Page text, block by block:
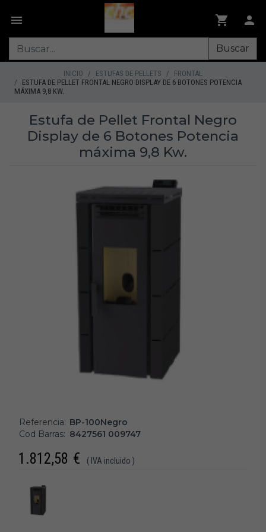
Buscar
INICIO ESTUFAS DE PELLETS
FRONTAL
ESTUFA DE PELLET FRONTAL NEGRO DISPLAY DE 6 BOTONES POTENCIA
MÁXIMA 9,8 KW.
Estufa de Pellet Frontal Negro
Display de 6 Botones Potencia
máxima 9,8 Kw.
Referencia: BP-100Negro
Cod Barras: 8427561 009747
1.812,58 € ( IVA incluido )